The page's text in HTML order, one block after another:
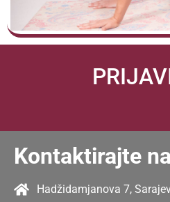
Kontaktirajte
Hadžidamjanova 7,